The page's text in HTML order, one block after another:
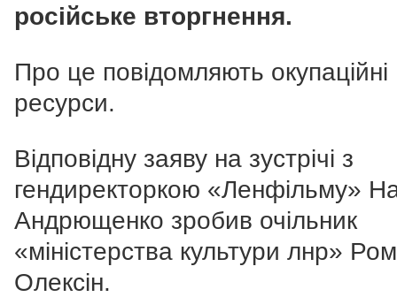
російське вторгнення.
Про це повідомляють окупаційні
ресурси.
Відповідну заяву на зустрічі з
гендиректоркою «Ленфільму»
Андрющенко зробив очільник
«міністерства культури лнр»
Олексін.